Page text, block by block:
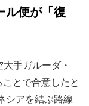
ル便が「復
手ガルーダ・
とで合意したと
シアを結ぶ路線